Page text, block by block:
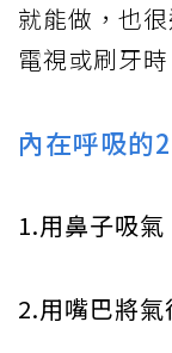
就能做，也
電視或刷牙
內在呼吸的
1.用鼻子吸氣
2.用嘴巴將